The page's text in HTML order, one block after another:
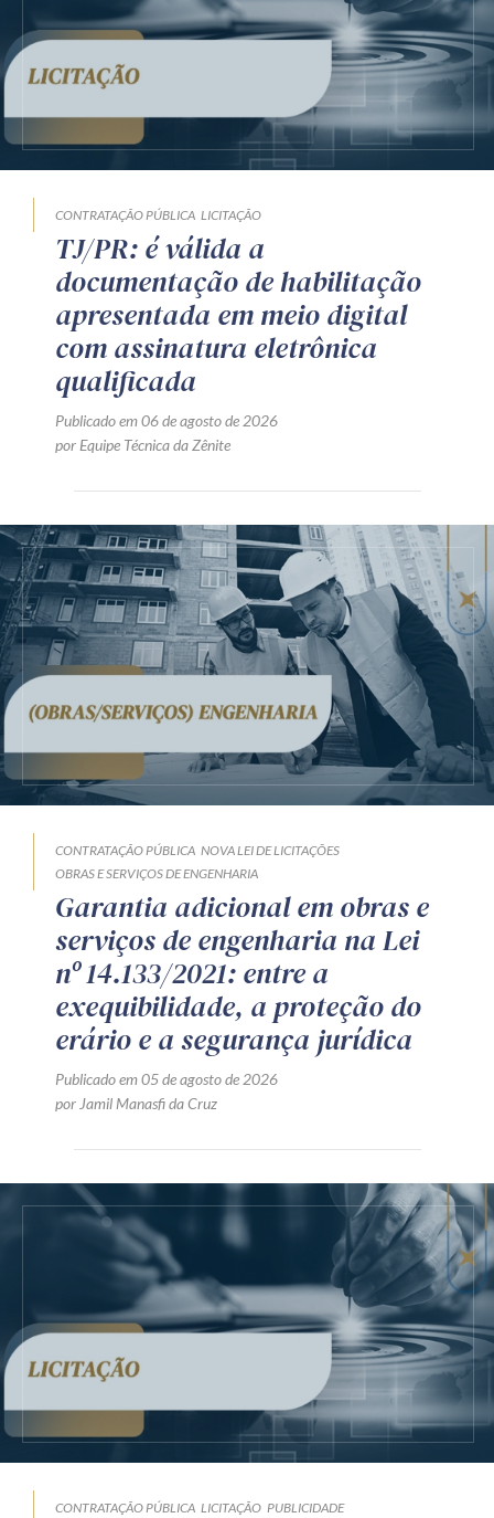
CONTRATAÇÃO PÚBLICA LICITAÇÃO
TJ/PR: é válida a
documentação de habilitação
apresentada em meio digital
com assinatura eletrônica
qualificada
Publicado em 06 de agosto de 2026
por Equipe Técnica da Zênite
CONTRATAÇÃO PÚBLICA NOVA LEI DE LICITAÇÕES
OBRAS E SERVIÇOS DE ENGENHARIA
Garantia adicional em obras e
serviços de engenharia na Lei
nº 14.133/2021: entre a
exequibilidade, a proteção do
erário e a segurança jurídica
Publicado em 05 de agosto de 2026
por Jamil Manasfi da Cruz
CONTRATAÇÃO PÚBLICA LICITAÇÃO PUBLICIDADE